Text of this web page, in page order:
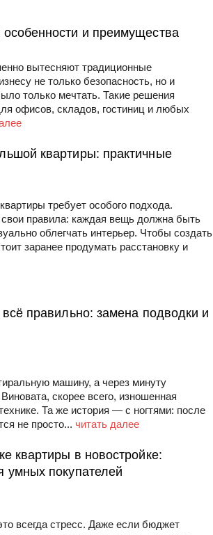
и преимущества
вытесняют традиционные
не только безопасность, но и
только мечтать. Такие решения
офисов, складов, гостиниц и любых
квартиры: практичные
требует особого подхода.
свои правила: каждая вещь должна быть
облегчать интерьер. Чтобы создать
заранее продумать расстановку и
правильно: замена подводки и
машину, а через минуту
скорее всего, изношенная
Та же история — с ногтями: после
не просто... читать далее
квартиры в новостройке:
умных покупателей
всегда стресс. Даже если бюджет